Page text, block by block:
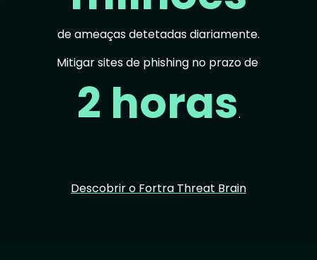
de ameaças detetadas diariamente.
Mitigar sites de phishing no prazo de
2 horas.
Descobrir o Fortra Threat Brain